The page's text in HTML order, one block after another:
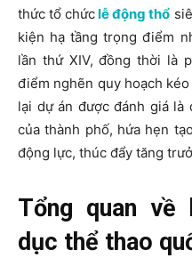
thức tổ chứclễ động thổ
kiện hạ tầng trọng điểm
lần thứ XIV, đồng thời là
điểm nghẽn quy hoạch
lại dự án được đánh giá là
của thành phố, hứa hẹn
động lực, thúc đẩy tăng
Tổng quan
dục thể thao